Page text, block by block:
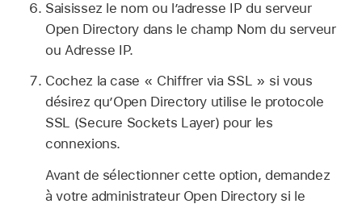
Saisissez le nom ou l’adresse IP du serveur
Open Directory dans le champ Nom du serveur
ou Adresse IP.
Cochez la case « Chiffrer via SSL » si vous
désirez qu’Open Directory utilise le protocole
SSL (Secure Sockets Layer) pour les
connexions.
Avant de sélectionner cette option, demandez
à votre administrateur Open Directory si le